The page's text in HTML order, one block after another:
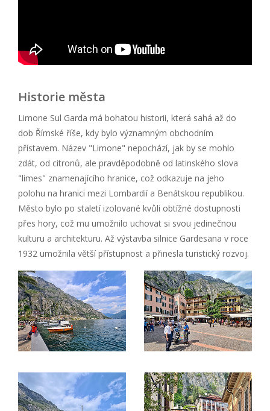
Historie města
Limone Sul Garda má bohatou historii, která sahá až do
dob Římské říše, kdy bylo významným obchodním
přístavem. Název "Limone" nepochází, jak by se mohlo
zdát, od citronů, ale pravděpodobně od latinského slova
"limes" znamenajícího hranice, což odkazuje na jeho
polohu na hranici mezi Lombardií a Benátskou republikou.
Město bylo po staletí izolované kvůli obtížné dostupnosti
přes hory, což mu umožnilo uchovat si svou jedinečnou
kulturu a architekturu. Až výstavba silnice Gardesana v roce
1932 umožnila větší přístupnost a přinesla turistický rozvoj.